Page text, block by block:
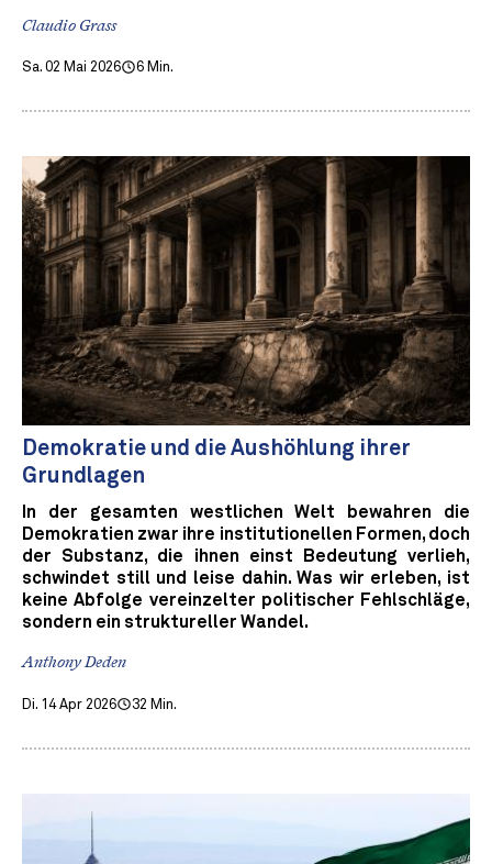
Claudio Grass
Sa. 02 Mai 2026 6 Min.
Demokratie und die Aushöhlung ihrer
Grundlagen
In der gesamten westlichen Welt bewahren die
Demokratien zwar ihre institutionellen Formen, doch
der Substanz, die ihnen einst Bedeutung verlieh,
schwindet still und leise dahin. Was wir erleben, ist
keine Abfolge vereinzelter politischer Fehlschläge,
sondern ein struktureller Wandel.
Anthony Deden
Di. 14 Apr 2026 32 Min.